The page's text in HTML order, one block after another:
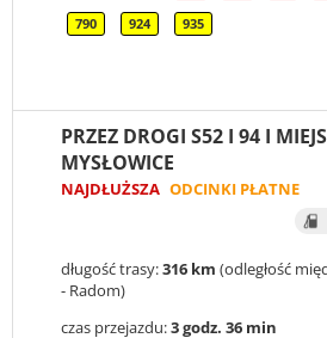
790 924 935
PRZEZ DROGI S52 I 94 I
MYSŁOWICE
NAJDŁUŻSZA ODCINKI PŁATNE
długość trasy:316 km (odległość
- Radom)
czas przejazdu:3 godz. 36 min